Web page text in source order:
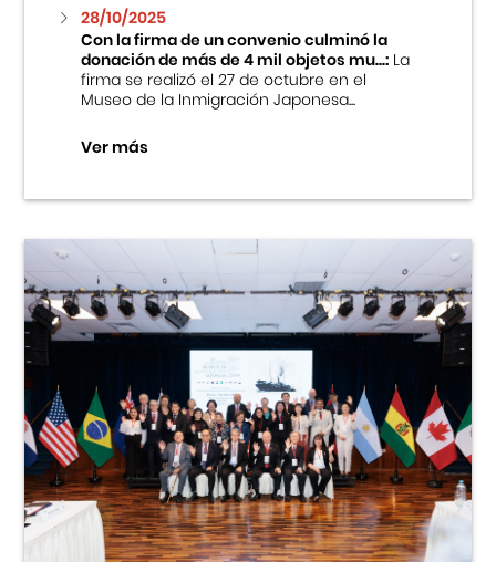
28/10/2025
Con la firma de un convenio culminó la
donación de más de 4 mil objetos mu...:La
firma se realizó el 27 de octubre en el
Museo de la Inmigración Japonesa...
Ver más